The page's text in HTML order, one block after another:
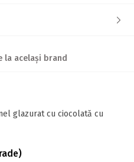
la același brand
glazurat cu ciocolată cu